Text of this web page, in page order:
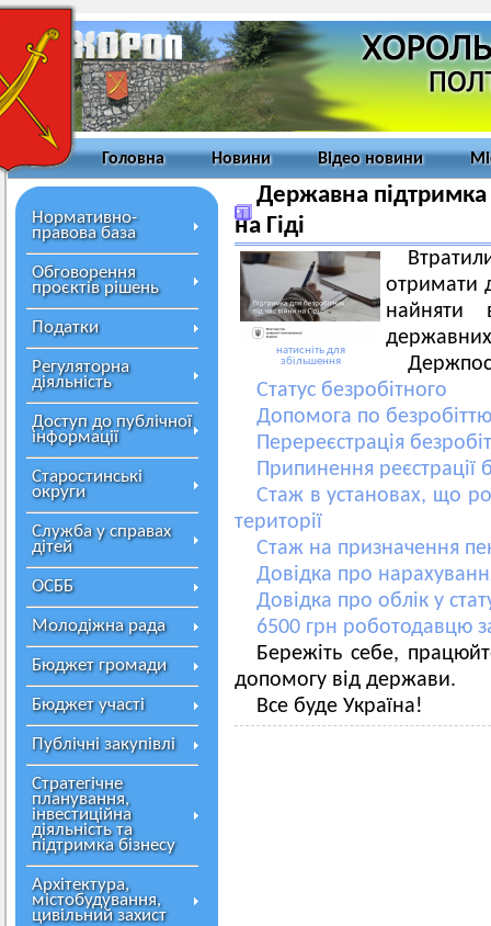
Головна Новини Відео новини
Нормативно-
правова база
Обговорення
проєктів рішень
Податки
Регуляторна
діяльність
Доступ до публічної
інформації
Старостинські
округи
Служба у справах
дітей
ОСББ
Молодіжна рада
Бюджет громади
Бюджет участі
Публічні закупівлі
Стратегічне
планування,
інвестиційна
діяльність та
підтримка бізнесу
Архітектура,
містобудування,
цивільний захист
Державна підтримка
на Гіді
натисніть для
збільшення
отримати
найняти
Статус безробітного
Допомога по безробіттю
Перереєстрація
Припинення реєстрації
Стаж в установах, що
території
Стаж на призначення
Довідка про
Довідка про облік у
6500 грн роботодавцю
Бережіть себе,
допомогу від держави.
Все буде Україна!